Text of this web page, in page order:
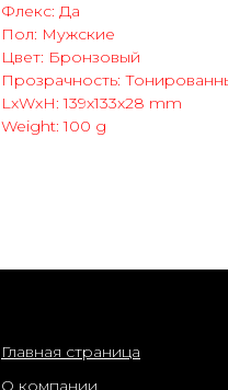
Флекс: Да
Пол: Мужские
Цвет: Бронзовый
Прозрачность:
LxWxH: 139x133x28 mm
Weight: 100 g
Главная страница
О компании